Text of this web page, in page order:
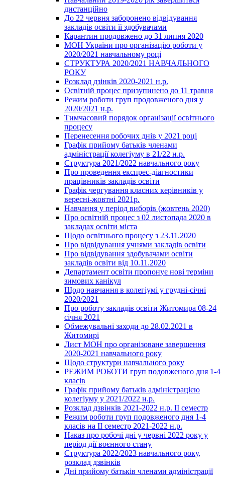
дистанційно
До 22 червня заборонено відвідування
закладів освіти її здобувачами
Карантин продовжено до 31 липня 2020
МОН України про організацію роботи у
2020/2021 навчальному році
СТРУКТУРА 2020/2021 НАВЧАЛЬНОГО
РОКУ
Розклад дзінків 2020-2021 н.р.
Освітній процес призупинено до 11 травня
Режим роботи груп продовженого дня у
2020/2021 н.р.
Тимчасовий порядок організації освітнього
процесу
Перенесення робочих днів у 2021 році
Графік прийому батьків членами
адміністрації колегіуму в 21/22 н.р.
Структура 2021/2022 навчального року
Про проведення експрес-діагностики
працівників закладів освіти
Графік чергування класних керівників у
вересні-жовтні 2021р.
Навчання у період виборів (жовтень 2020)
Про освітній процес з 02 листопада 2020 в
закладах освіти міста
Щодо освітнього процесу з 23.11.2020
Про відвідування учнями закладів освіти
Про відвідування здобувачами освіти
закладів освіти від 10.11.2020
Департамент освіти пропонує нові терміни
зимових канікул
Щодо навчання в колегіумі у грудні-січні
2020/2021
Про роботу закладів освіти Житомира 08-24
січня 2021
Обмежувальні заходи до 28.02.2021 в
Житомирі
Лист МОН про організоване завершення
2020-2021 навчального року
Щодо структури навчального року
РЕЖИМ РОБОТИ груп подовженого дня 1-4
класів
Графік прийому батьків адміністрацією
колегіуму у 2021/2022 н.р.
Розклад дзвінків 2021-2022 н.р. ІІ семестр
Режим роботи груп подовженого дня 1-4
класів на ІІ семестр 2021-2022 н.р.
Наказ про робочі дні у червні 2022 року у
період дії воєнного стану
Структура 2022/2023 навчального року,
розклад дзвінків
Дні прийому батьків членами адміністрації